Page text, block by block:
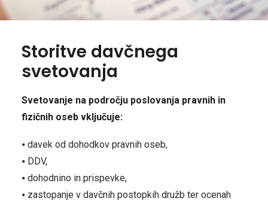
Storitve davčnega
svetovanja
Svetovanje na področju poslovanja pravnih in
fizičnih oseb vključuje:
⦁ davek od dohodkov pravnih oseb,
⦁ DDV,
⦁ dohodnino in prispevke,
⦁ zastopanje v davčnih postopkih družb ter ocenah